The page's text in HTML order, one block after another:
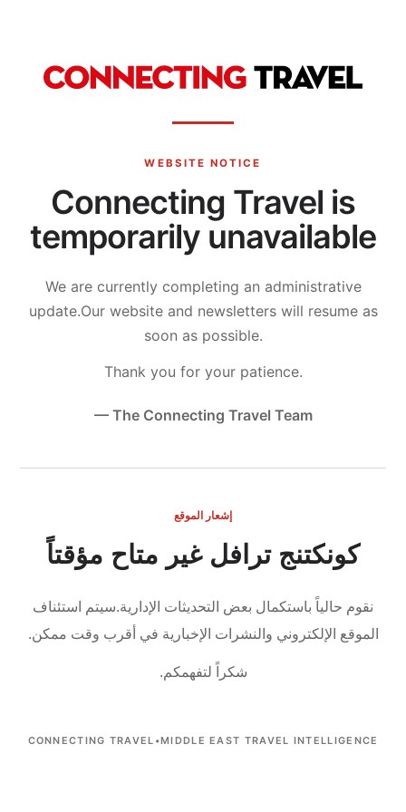
WEBSITE NOTICE
Connecting Travel is
temporarily unavailable
We are currently completing an administrative
update.Our website and newsletters will resume as
soon as possible.
Thank you for your patience.
— The Connecting Travel Team
إشعار الموقع
كونكتنج ترافل غير متاح مؤقتاً
نقوم حالياً باستكمال بعض التحديثات الإدارية.سيتم استئناف
الموقع الإلكتروني والنشرات الإخبارية في أقرب وقت ممكن.
شكراً لتفهمكم.
CONNECTING TRAVEL •MIDDLE EAST TRAVEL INTELLIGENCE